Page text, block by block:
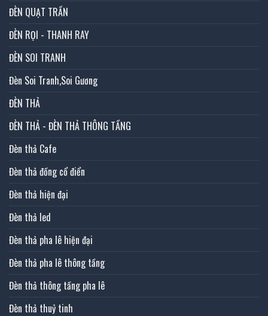
ĐÈN QUẠT TRẦN
ĐÈN RỌI - THANH RAY
ĐÈN SOI TRANH
Đèn Soi Tranh,Soi Gương
ĐÈN THẢ
ĐÈN THẢ - ĐÈN THẢ THÔNG TẦNG
Đèn thả Cafe
Đèn thả đồng cổ điển
Đèn thả hiện đại
Đèn thả led
Đèn thả pha lê hiện đại
Đèn thả pha lê thông tầng
Đèn thả thông tầng pha lê
Đèn thả thuỷ tinh